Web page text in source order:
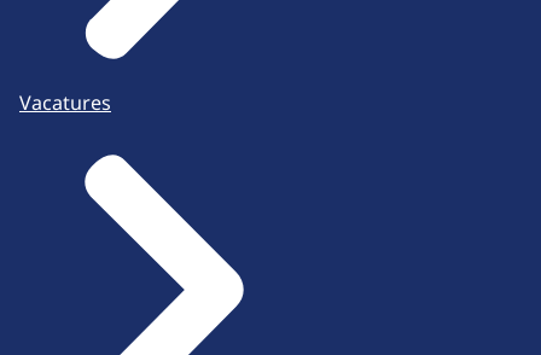
Vacatures